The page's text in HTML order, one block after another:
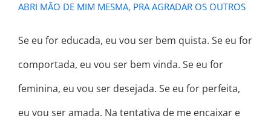
ABRI MÃO DE MIM MESMA, PRA AGRADAR OS OUTROS
Se eu for educada, eu vou ser bem quista. Se eu for
comportada, eu vou ser bem vinda. Se eu for
feminina, eu vou ser desejada. Se eu for perfeita,
eu vou ser amada. Na tentativa de me encaixar e